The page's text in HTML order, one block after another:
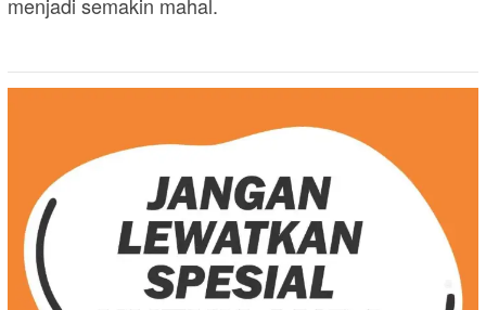
menjadi semakin mahal.